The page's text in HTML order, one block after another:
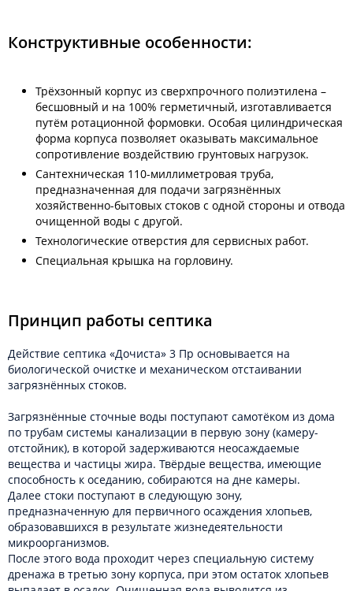
Конструктивные особенности:
Трёхзонный корпус из сверхпрочного полиэтилена –
бесшовный и на 100% герметичный, изготавливается
путём ротационной формовки. Особая цилиндрическая
форма корпуса позволяет оказывать максимальное
сопротивление воздействию грунтовых нагрузок.
Сантехническая 110-миллиметровая труба,
предназначенная для подачи загрязнённых
хозяйственно-бытовых стоков с одной стороны и отвода
очищенной воды с другой.
Технологические отверстия для сервисных работ.
Специальная крышка на горловину.
Принцип работы септика
Действие септика «Дочиста» 3 Пр основывается на
биологической очистке и механическом отстаивании
загрязнённых стоков.
Загрязнённые сточные воды поступают самотёком из дома
по трубам системы канализации в первую зону (камеру-
отстойник), в которой задерживаются неосаждаемые
вещества и частицы жира. Твёрдые вещества, имеющие
способность к оседанию, собираются на дне камеры.
Далее стоки поступают в следующую зону,
предназначенную для первичного осаждения хлопьев,
образовавшихся в результате жизнедеятельности
микроорганизмов.
После этого вода проходит через специальную систему
дренажа в третью зону корпуса, при этом остаток хлопьев